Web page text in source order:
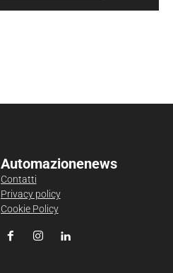
Automazionenews
Contatti
Privacy policy
Cookie Policy